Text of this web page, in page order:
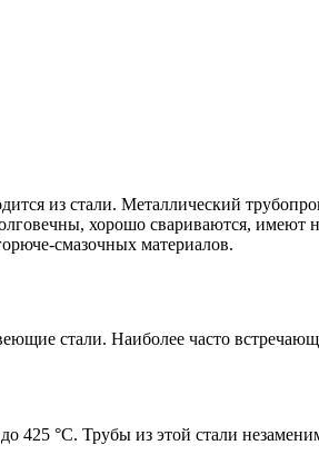
из стали. Металлический
хорошо свариваются,
смазочных материалов.
стали. Наиболее часто
425 °C. Трубы из этой стали